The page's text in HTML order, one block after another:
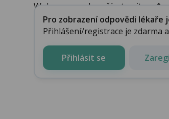
Wobenzym nelze užívat v situac�...
Pro zobrazení odpovědi lékaře
Přihlášení/registrace je zdarma
Přihlásit se